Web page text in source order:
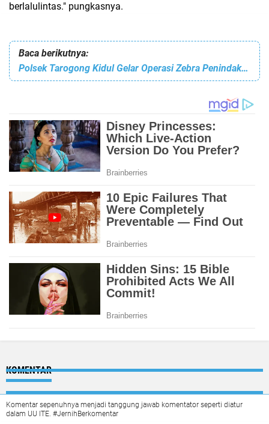
berlalulintas." pungkasnya.
Baca berikutnya:
Polsek Tarogong Kidul Gelar Operasi Zebra Penindakan Knalpot Tidak Sesuai Spesifikasi Teknis
KOMENTAR
Komentar sepenuhnya menjadi tanggung jawab komentator seperti diatur
dalam UU ITE. #JernihBerkomentar